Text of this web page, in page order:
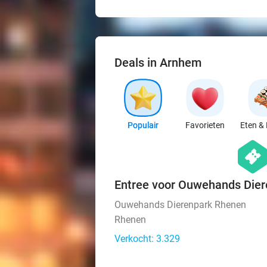
Deals in Arnhem
Populair Favorieten Eten &
events
Entree voor Ouwehands
Ouwehands Dierenpark Rhenen
Rhenen
Verkocht: 3.329